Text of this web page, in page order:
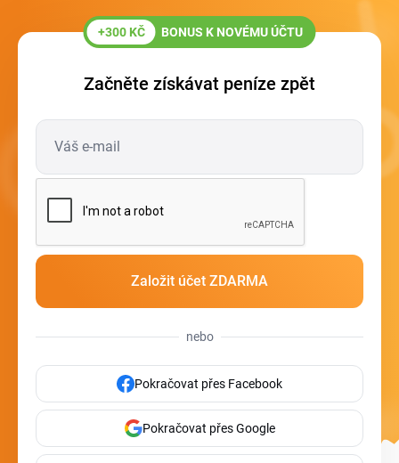
+300 KČ BONUS K NOVÉMU ÚČTU
Začněte získávat peníze zpět
nebo
Pokračovat přes Facebook
Pokračovat přes Google